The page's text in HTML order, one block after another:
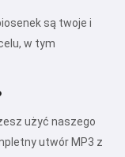
są twoje i
w tym
użyć naszego
utwór MP3 z